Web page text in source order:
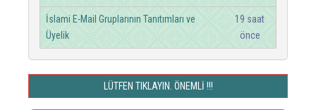
İslami E-Mail Gruplarının Tanıtımları ve
Üyelik
19 saat
önce
LÜTFEN TIKLAYIN. ÖNEMLİ !!!